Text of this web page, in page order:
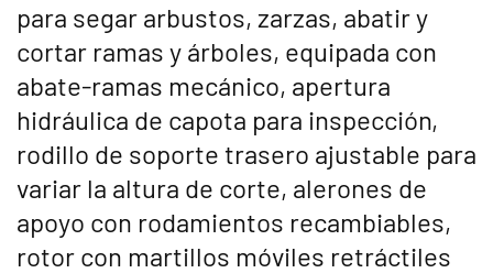
para segar arbustos, zarzas, abatir y
cortar ramas y árboles, equipada con
abate-ramas mecánico, apertura
hidráulica de capota para inspección,
rodillo de soporte trasero ajustable para
variar la altura de corte, alerones de
apoyo con rodamientos recambiables,
rotor con martillos móviles retráctiles